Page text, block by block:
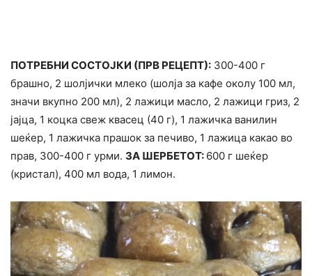
ПОТРЕБНИ СОСТОЈКИ (ПРВ РЕЦЕПТ): 300-400 г
брашно, 2 шолјички млеко (шолја за кафе околу 100 мл,
значи вкупно 200 мл), 2 лажици масло, 2 лажици гриз, 2
јајца, 1 коцка свеж квасец (40 г), 1 лажичка ванилин
шеќер, 1 лажичка прашок за печиво, 1 лажица какао во
прав, 300-400 г урми. ЗА ШЕРБЕТОТ: 600 г шеќер
(кристал), 400 мл вода, 1 лимон.